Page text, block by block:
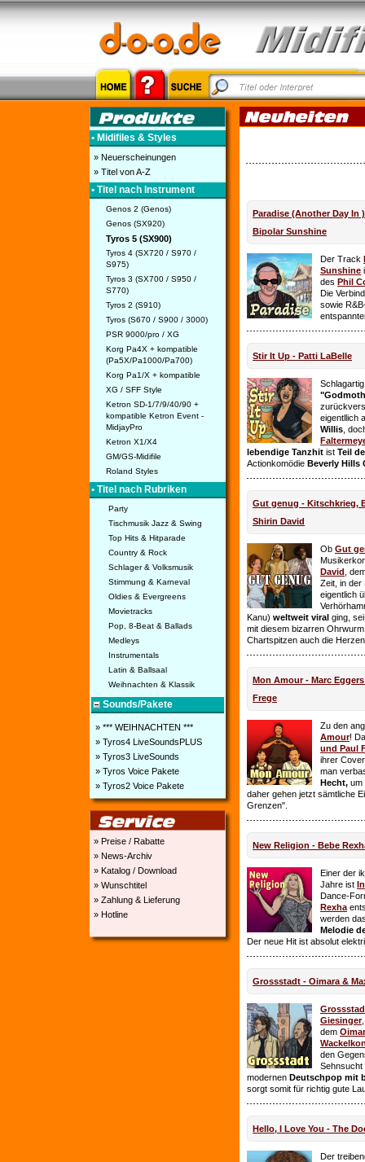
• Midifiles & Styles
» Neuerscheinungen
» Titel von A-Z
• Titel nach Instrument
Genos 2 (Genos)
Genos (SX920)
Tyros 5 (SX900)
Tyros 4 (SX720 / S970 /
S975)
Tyros 3 (SX700 / S950 /
S770)
Tyros 2 (S910)
Tyros (S670 / S900 / 3000)
PSR 9000/pro / XG
Korg Pa4X + kompatible
(Pa5X/Pa1000/Pa700)
Korg Pa1/X + kompatible
XG / SFF Style
Ketron SD-1/7/9/40/90 +
kompatible Ketron Event -
MidjayPro
Ketron X1/X4
GM/GS-Midifile
Roland Styles
• Titel nach Rubriken
Party
Tischmusik Jazz & Swing
Top Hits & Hitparade
Country & Rock
Schlager & Volksmusik
Stimmung & Karneval
Oldies & Evergreens
Movietracks
Pop, 8-Beat & Ballads
Medleys
Instrumentals
Latin & Ballsaal
Weihnachten & Klassik
Sounds/Pakete
» *** WEIHNACHTEN ***
» Tyros4 LiveSoundsPLUS
» Tyros3 LiveSounds
» Tyros Voice Pakete
» Tyros2 Voice Pakete
» Preise / Rabatte
» News-Archiv
» Katalog / Download
» Wunschtitel
» Zahlung & Lieferung
» Hotline
Paradise (Another Day In
Bipolar Sunshine
Der Track
Sunshine
des Phil
Die
sowie
Stir It Up - Patti LaBelle
eigentllich
Willis ,
lebendige Tanzhit ist Teil
Actionkomödie Beverly Hills
Gut genug - Kitschkrieg,
Shirin David
Ob Gut
David ,
Zeit, in der
eigentlich
Kanu) weltweit viral ging,
mit diesem bizarren
Chartspitzen auch die
Mon Amour - Marc
Frege
Zu den
Amour!
und Paul
ihrer
man
Hecht, um
daher gehen jetzt sämtliche
Grenzen".
New Religion - Bebe
Einer der
Jahre ist
Dance-
Rexha
werden
Melodie
Der neue Hit ist absolut
Grossstadt - Oimara &
Giesinger
dem
den
Sehnsucht
modernen Deutschpop mit
sorgt somit für richtig gute
Hello, I Love You - The
Der